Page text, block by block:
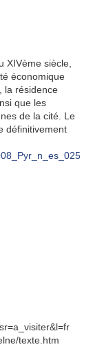
XIVème siècle,
économique
la résidence
que les
de la cité. Le
définitivement
texte.htm